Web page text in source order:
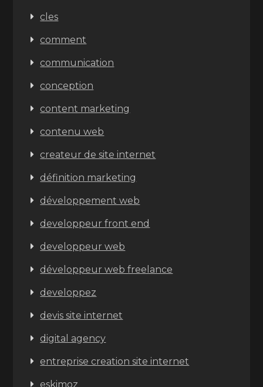
cles
comment
communication
conception
content marketing
contenu web
createur de site internet
définition marketing
développement web
developpeur front end
developpeur web
développeur web freelance
developpez
devis site internet
digital agency
entreprise creation site internet
eskimoz